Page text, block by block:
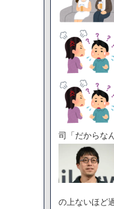
司「だからな
の上ないほど